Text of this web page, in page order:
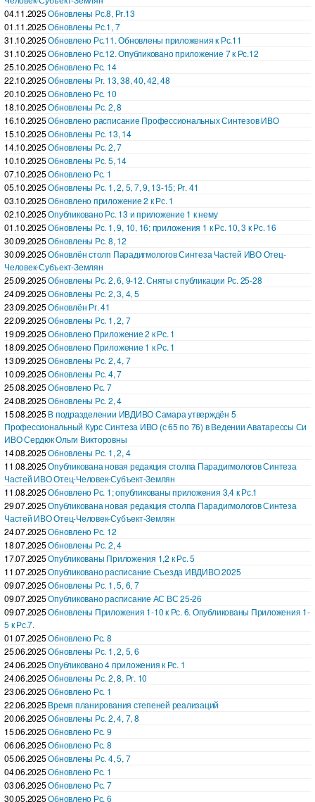
04.11.2025Обновлены Рс.8, Рг.13
01.11.2025Обновлены Рс.1, 7
31.10.2025Обновлено Рс.11. Обновлены приложения к Рс.11
31.10.2025Обновлено Рс.12. Опубликовано приложение 7 к Рс.12
25.10.2025Обновлено Рс. 14
22.10.2025Обновлены Рг. 13, 38, 40, 42, 48
20.10.2025Обновлено Рс. 10
18.10.2025Обновлены Рс. 2, 8
16.10.2025Обновлено расписание Профессиональных Синтезов ИВО
15.10.2025Обновлены Рс. 13, 14
14.10.2025Обновлены Рс. 2, 7
10.10.2025Обновлены Рс. 5, 14
07.10.2025Обновлено Рс. 1
05.10.2025Обновлены Рс. 1, 2, 5, 7, 9, 13-15; Рг. 41
03.10.2025Обновлено приложение 2 к Рс. 1
02.10.2025Опубликовано Рс. 13 и приложение 1 к нему
01.10.2025Обновлены Рс. 1, 9, 10, 16; приложения 1 к Рс. 10, 3 к Рс. 16
30.09.2025Обновлены Рс. 8, 12
30.09.2025Обновлён столп Парадигмологов Синтеза Частей ИВО Отец-
Человек-Субъект-Землян
25.09.2025Обновлены Рс. 2, 6, 9-12. Сняты с публикации Рс. 25-28
24.09.2025Обновлены Рс. 2, 3, 4, 5
23.09.2025Обновлён Рг. 41
22.09.2025Обновлены Рс. 1, 2, 7
19.09.2025Обновлено Приложение 2 к Рс. 1
18.09.2025Обновлено Приложение 1 к Рс. 1
13.09.2025Обновлены Рс. 2, 4, 7
10.09.2025Обновлены Рс. 4, 7
25.08.2025Обновлено Рс. 7
24.08.2025Обновлены Рс. 2, 4
15.08.2025 В подразделении ИВДИВО Самара утверждён 5
Профессиональный Курс Синтеза ИВО (с 65 по 76) в Ведении Аватарессы Си
ИВО Сердюк Ольги Викторовны
14.08.2025Обновлены Рс. 1, 2, 4
11.08.2025Опубликована новая редакция столпа Парадигмологов Синтеза
Частей ИВО Отец-Человек-Субъект-Землян
11.08.2025Обновлено Рс. 1; опубликованы приложения 3,4 к Рс.1
29.07.2025Опубликована новая редакция столпа Парадигмологов Синтеза
Частей ИВО Отец-Человек-Субъект-Землян
24.07.2025Обновлено Рс. 12
18.07.2025Обновлены Рс. 2, 4
17.07.2025Опубликованы Приложения 1,2 к Рс. 5
11.07.2025Опубликовано расписание Съезда ИВДИВО 2025
09.07.2025Обновлены Рс. 1, 5, 6, 7
09.07.2025Опубликовано расписание АС ВС 25-26
09.07.2025Обновлены Приложения 1-10 к Рс. 6. Опубликованы Приложения 1-
5 к Рс.7.
01.07.2025Обновлено Рс. 8
25.06.2025Обновлены Рс. 1, 2, 5, 6
24.06.2025Опубликовано 4 приложения к Рс. 1
24.06.2025Обновлены Рс. 2, 8, Рг. 10
23.06.2025Обновлено Рс. 1
22.06.2025 Время планирования степеней реализаций
20.06.2025Обновлены Рс. 2, 4, 7, 8
15.06.2025Обновлено Рс. 9
06.06.2025Обновлено Рс. 8
05.06.2025Обновлены Рс. 4, 5, 7
04.06.2025Обновлено Рс. 1
03.06.2025Обновлено Рс. 7
30.05.2025Обновлено Рс. 6